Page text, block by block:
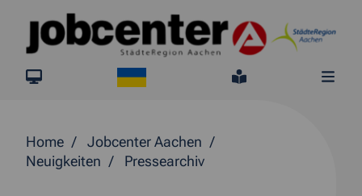
Springe direkt zum Inhalt
jobcenter.digital
Leichte
Home
Jobcenter Aachen
Neuigkeiten
Pressearchiv